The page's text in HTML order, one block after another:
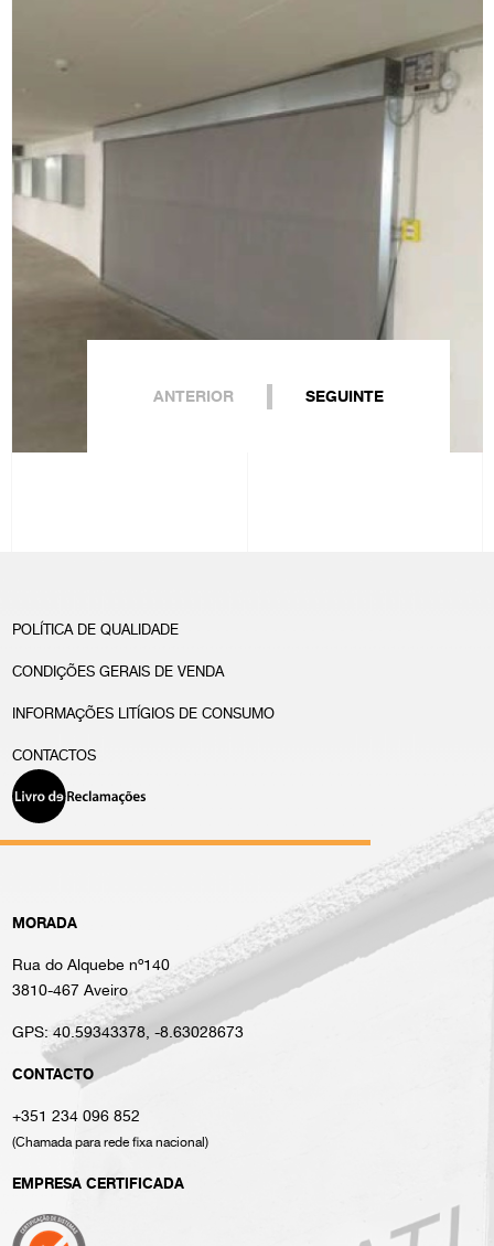
ANTERIOR SEGUINTE
POLÍTICA DE QUALIDADE
CONDIÇÕES GERAIS DE VENDA
INFORMAÇÕES LITÍGIOS DE CONSUMO
CONTACTOS
MORADA
Rua do Alquebe nº140
3810-467 Aveiro
GPS: 40.59343378, -8.63028673
CONTACTO
+351 234 096 852
(Chamada para rede fixa nacional)
EMPRESA CERTIFICADA